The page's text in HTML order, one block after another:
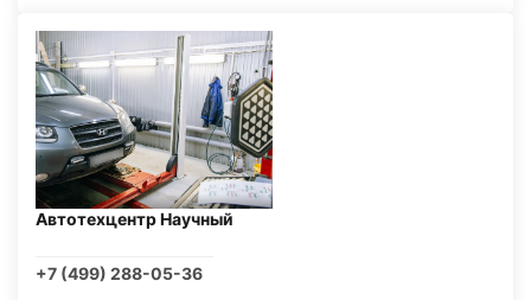
Автотехцентр Научный
+7 (499) 288-05-36